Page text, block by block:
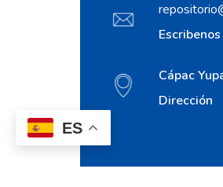
ES
Escribenos
Cápac
Dirección